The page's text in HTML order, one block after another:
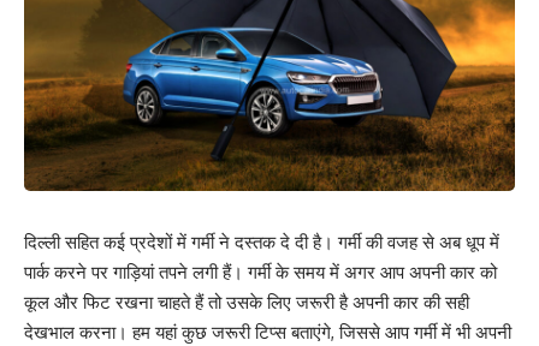
दिल्ली सहित कई प्रदेशों में गर्मी ने दस्तक दे दी है। गर्मी की वजह से अब धूप में
पार्क करने पर गाड़ियां तपने लगी हैं। गर्मी के समय में अगर आप अपनी कार को
कूल और फिट रखना चाहते हैं तो उसके लिए जरूरी है अपनी कार की सही
देखभाल करना। हम यहां कुछ जरूरी टिप्स बताएंगे, जिससे आप गर्मी में भी अपनी